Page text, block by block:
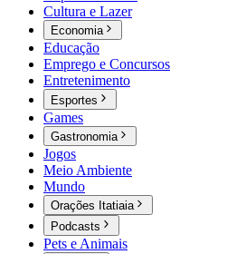
Cultura e Lazer
Economia
Educação
Emprego e Concursos
Entretenimento
Esportes
Games
Gastronomia
Jogos
Meio Ambiente
Mundo
Orações Itatiaia
Podcasts
Pets e Animais